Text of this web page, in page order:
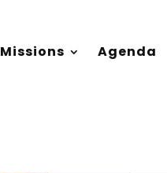
Missions Agenda